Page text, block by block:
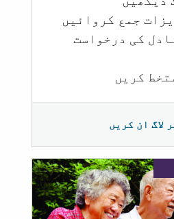
جمع کروائیں
کی درخواست
کریں
لاگ ان کریں